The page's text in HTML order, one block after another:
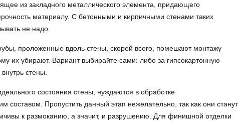
из закладного металлического элемента, придающего
материалу. С бетонными и кирпичными стенами таких
не надо.
проложенные вдоль стены, скорей всего, помешают монтажу
их убирают. Вариант выбирайте сами: либо за гипсокартонную
стены.
состояния стены, нуждаются в обработке
составом. Пропустить данный этап нежелательно, так как они станут
к размоканию, а значит, и разрушению. Для финишной отделки